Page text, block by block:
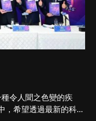
令人聞之色變的疾
，希望透過最新的科